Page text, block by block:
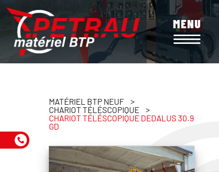
contenu
principal
MENU
MATÉRIEL BTP NEUF
CHARIOT TÉLÉSCOPIQUE
CHARIOT TÉLÉSCOPIQUE DEDALUS 30.9
GD